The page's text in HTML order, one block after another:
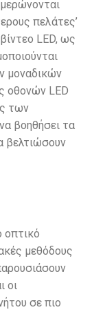
πελάτες’
LED, ως
μοναδικών
οθονών LED
των
βοηθήσει τα
βελτιώσουν
οπτικό
μεθόδους
οι
σε πιο